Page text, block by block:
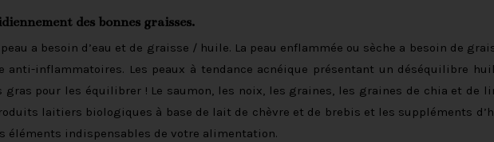
des bonnes graisses.
a besoin d’eau et de graisse / huile. La peau enflammée ou sèche a besoin de
anti-inflammatoires. Les peaux à tendance acnéique présentant un déséquilibre
gras pour les équilibrer ! Le saumon, les noix, les graines, les graines de chia et de
laitiers biologiques à base de lait de chèvre et de brebis et les suppléments
éléments indispensables de votre alimentation.